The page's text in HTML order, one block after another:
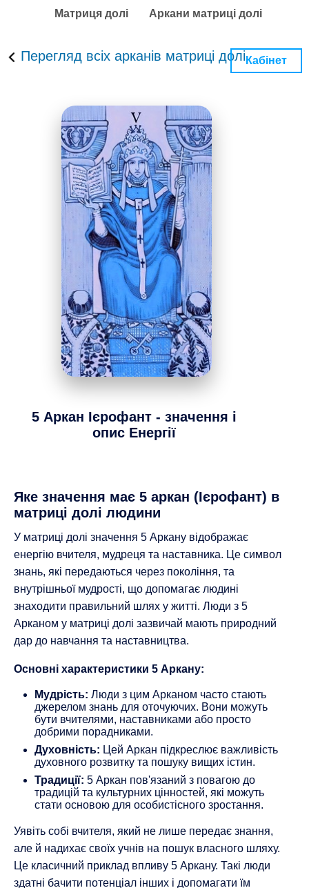
Матриця долі Аркани матриці долі
Кабінет
Перегляд всіх арканів матриці долі
5 Аркан Ієрофант - значення і
опис Енергії
Яке значення має 5 аркан (Ієрофант) в
матриці долі людини
У матриці долі значення 5 Аркану відображає
енергію вчителя, мудреця та наставника. Це символ
знань, які передаються через покоління, та
внутрішньої мудрості, що допомагає людині
знаходити правильний шлях у житті. Люди з 5
Арканом у матриці долі зазвичай мають природний
дар до навчання та наставництва.
Основні характеристики 5 Аркану:
Мудрість: Люди з цим Арканом часто стають
джерелом знань для оточуючих. Вони можуть
бути вчителями, наставниками або просто
добрими порадниками.
Духовність: Цей Аркан підкреслює важливість
духовного розвитку та пошуку вищих істин.
Традиції: 5 Аркан пов'язаний з повагою до
традицій та культурних цінностей, які можуть
стати основою для особистісного зростання.
Уявіть собі вчителя, який не лише передає знання,
але й надихає своїх учнів на пошук власного шляху.
Це класичний приклад впливу 5 Аркану. Такі люди
здатні бачити потенціал інших і допомагати їм